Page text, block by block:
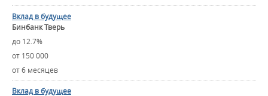
Вклад в будущее
Бинбанк Тверь
до 12.7%
от 150 000
от 6 месяцев
Вклад в будущее